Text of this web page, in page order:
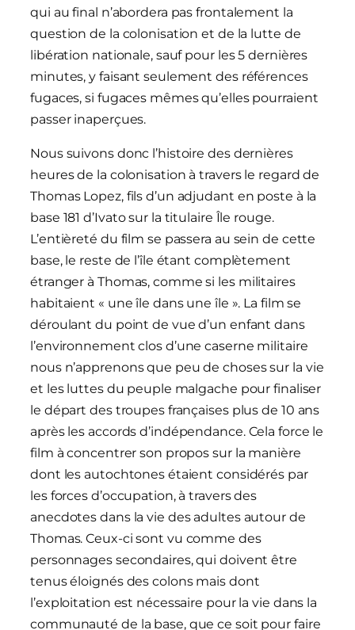
qui au final n’abordera pas frontalement la
question de la colonisation et de la lutte de
libération nationale, sauf pour les 5 dernières
minutes, y faisant seulement des références
fugaces, si fugaces mêmes qu’elles pourraient
passer inaperçues.
Nous suivons donc l’histoire des dernières
heures de la colonisation à travers le regard de
Thomas Lopez, fils d’un adjudant en poste à la
base 181 d’Ivato sur la titulaire Île rouge.
L’entièreté du film se passera au sein de cette
base, le reste de l’île étant complètement
étranger à Thomas, comme si les militaires
habitaient « une île dans une île ». La film se
déroulant du point de vue d’un enfant dans
l’environnement clos d’une caserne militaire
nous n’apprenons que peu de choses sur la vie
et les luttes du peuple malgache pour finaliser
le départ des troupes françaises plus de 10 ans
après les accords d’indépendance. Cela force le
film à concentrer son propos sur la manière
dont les autochtones étaient considérés par
les forces d’occupation, à travers des
anecdotes dans la vie des adultes autour de
Thomas. Ceux-ci sont vu comme des
personnages secondaires, qui doivent être
tenus éloignés des colons mais dont
l’exploitation est nécessaire pour la vie dans la
communauté de la base, que ce soit pour faire